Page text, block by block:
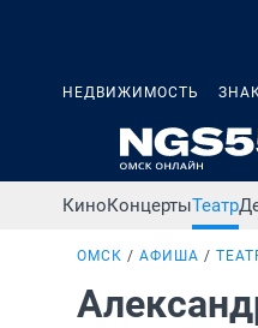
НЕДВИЖИМОСТЬ
КиноКонцертыТеатр
ОМСК АФИША